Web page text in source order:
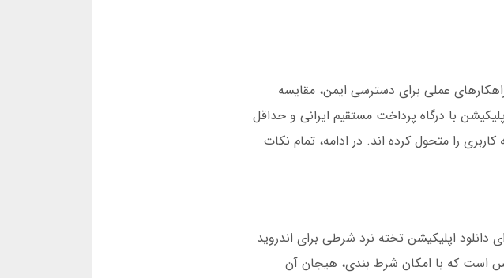
عملی برای دسترسی ایمن، مقایسه
نام با کد تایید، و رفع خطاهای رایج را پوشش می دهد. نسخه 2025 این اپلیکیشن با درگاه پرداخت مستقیم ایرانی و حداقل
های ویژه، تجربه کاربری را متحول کرده اند. در ادامه، تمام نکات
دانلود اپلیکیشن تخته نرد شرطی برای اندروید
است که با امکان شرط بندی، هیجان آن